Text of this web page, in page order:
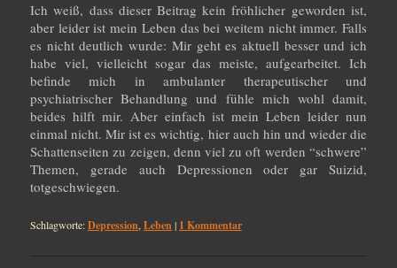
Ich weiß, dass dieser Beitrag kein fröhlicher geworden ist,
aber leider ist mein Leben das bei weitem nicht immer. Falls
es nicht deutlich wurde: Mir geht es aktuell besser und ich
habe viel, vielleicht sogar das meiste, aufgearbeitet. Ich
befinde mich in ambulanter therapeutischer und
psychiatrischer Behandlung und fühle mich wohl damit,
beides hilft mir. Aber einfach ist mein Leben leider nun
einmal nicht. Mir ist es wichtig, hier auch hin und wieder die
Schattenseiten zu zeigen, denn viel zu oft werden “schwere”
Themen, gerade auch Depressionen oder gar Suizid,
totgeschwiegen.
Schlagworte:Depression,Leben| 1 Kommentar